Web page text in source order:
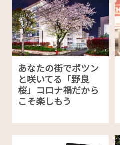
あなたの街でポツン
と咲いてる「野良
桜」コロナ禍だから
こそ楽しもう